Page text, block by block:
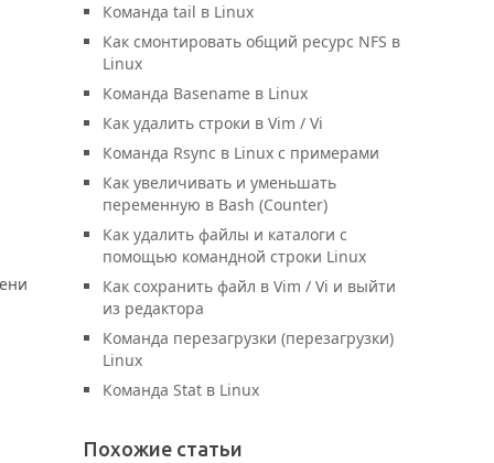
Команда tail в Linux
Как смонтировать общий ресурс NFS в
Linux
Команда Basename в Linux
Как удалить строки в Vim / Vi
Команда Rsync в Linux с примерами
Как увеличивать и уменьшать
переменную в Bash (Counter)
Как удалить файлы и каталоги с
помощью командной строки Linux
Как сохранить файл в Vim / Vi и выйти
из редактора
Команда перезагрузки (перезагрузки)
Linux
Команда Stat в Linux
Похожие статьи